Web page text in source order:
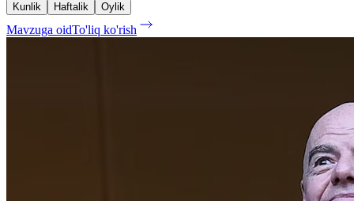
Kunlik Haftalik Oylik
Mavzuga oidTo'liq ko'rish